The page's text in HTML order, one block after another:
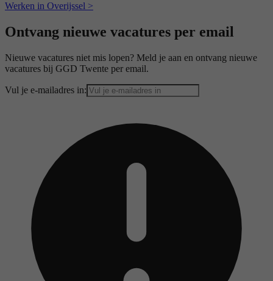
Werken in Overijssel >
Ontvang nieuwe vacatures per email
Nieuwe vacatures niet mis lopen? Meld je aan en ontvang nieuwe
vacatures bij GGD Twente per email.
Vul je e-mailadres in: